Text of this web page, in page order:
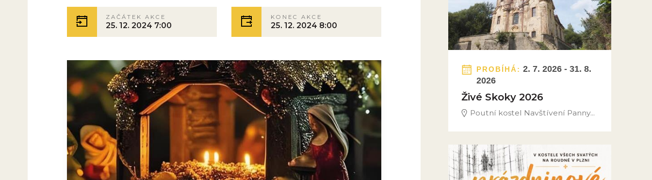
ZAČÁTEK AKCE
25. 12. 2024 7:00
KONEC AKCE
25. 12. 2024 8:00
PROBÍHÁ: 2. 7. 2026 - 31. 8.
2026
Živé Skoky 2026
Poutní kostel Navštívení Panny...
Obrázek novinky